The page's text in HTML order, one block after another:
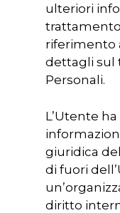
ulteriori
riferimento
dettagli sul
Personali.
L’Utente
giuridica
di fuori
diritto